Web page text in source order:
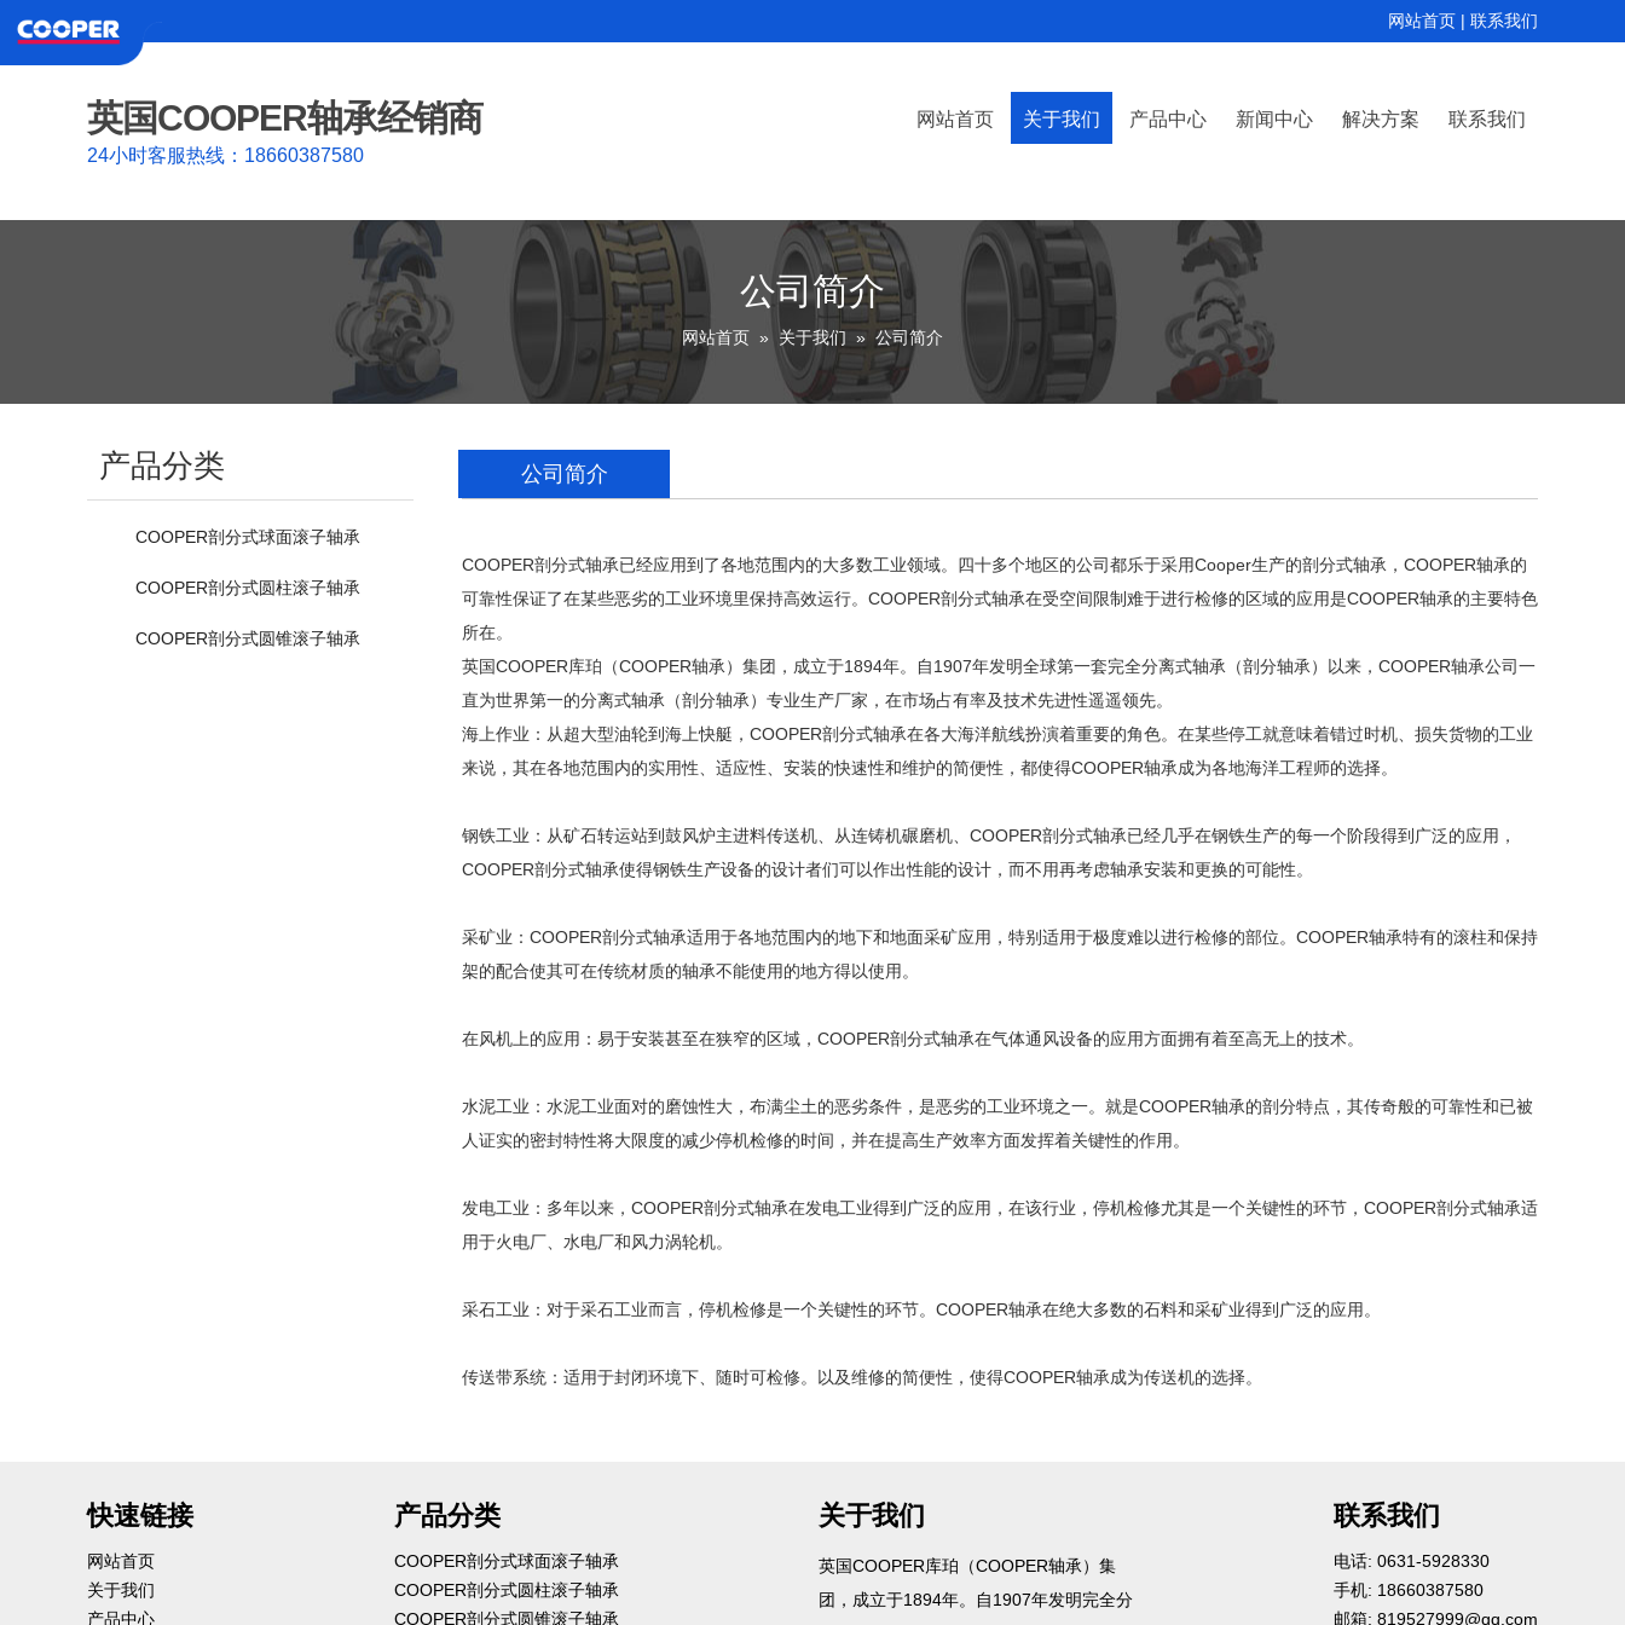
网站首页 | 联系我们
英国COOPER轴承经销商
24小时客服热线：18660387580
网站首页 关于我们 产品中心 新闻中心 解决方案 联系我们
公司简介
网站首页 » 关于我们 » 公司简介
公司简介
COOPER剖分式轴承已经应用到了各地范围内的大多数工业领域。四十多个地区的公司都乐于采用Cooper生产的剖分式轴承，COOPER轴承的
可靠性保证了在某些恶劣的工业环境里保持高效运行。COOPER剖分式轴承在受空间限制难于进行检修的区域的应用是COOPER轴承的主要特色
所在。
英国COOPER库珀（COOPER轴承）集团，成立于1894年。自1907年发明全球第一套完全分离式轴承（剖分轴承）以来，COOPER轴承公司一
直为世界第一的分离式轴承（剖分轴承）专业生产厂家，在市场占有率及技术先进性遥遥领先。
海上作业：从超大型油轮到海上快艇，COOPER剖分式轴承在各大海洋航线扮演着重要的角色。在某些停工就意味着错过时机、损失货物的工业
来说，其在各地范围内的实用性、适应性、安装的快速性和维护的简便性，都使得COOPER轴承成为各地海洋工程师的选择。
钢铁工业：从矿石转运站到鼓风炉主进料传送机、从连铸机碾磨机、COOPER剖分式轴承已经几乎在钢铁生产的每一个阶段得到广泛的应用，
COOPER剖分式轴承使得钢铁生产设备的设计者们可以作出性能的设计，而不用再考虑轴承安装和更换的可能性。
采矿业：COOPER剖分式轴承适用于各地范围内的地下和地面采矿应用，特别适用于极度难以进行检修的部位。COOPER轴承特有的滚柱和保持
架的配合使其可在传统材质的轴承不能使用的地方得以使用。
在风机上的应用：易于安装甚至在狭窄的区域，COOPER剖分式轴承在气体通风设备的应用方面拥有着至高无上的技术。
水泥工业：水泥工业面对的磨蚀性大，布满尘土的恶劣条件，是恶劣的工业环境之一。就是COOPER轴承的剖分特点，其传奇般的可靠性和已被
人证实的密封特性将大限度的减少停机检修的时间，并在提高生产效率方面发挥着关键性的作用。
发电工业：多年以来，COOPER剖分式轴承在发电工业得到广泛的应用，在该行业，停机检修尤其是一个关键性的环节，COOPER剖分式轴承适
用于火电厂、水电厂和风力涡轮机。
采石工业：对于采石工业而言，停机检修是一个关键性的环节。COOPER轴承在绝大多数的石料和采矿业得到广泛的应用。
传送带系统：适用于封闭环境下、随时可检修。以及维修的简便性，使得COOPER轴承成为传送机的选择。
产品分类
COOPER剖分式球面滚子轴承
COOPER剖分式圆柱滚子轴承
COOPER剖分式圆锥滚子轴承
快速链接
网站首页
关于我们
产品中心
产品分类
COOPER剖分式球面滚子轴承
COOPER剖分式圆柱滚子轴承
COOPER剖分式圆锥滚子轴承
关于我们
英国COOPER库珀（COOPER轴承）集
团，成立于1894年。自1907年发明完全分
联系我们
电话: 0631-5928330
手机: 18660387580
邮箱:819527999@qq.com